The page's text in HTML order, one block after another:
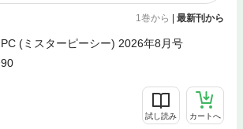
1巻から 最新刊から
(ミスターピーシー) 2026年8月号
試し読み カートへ